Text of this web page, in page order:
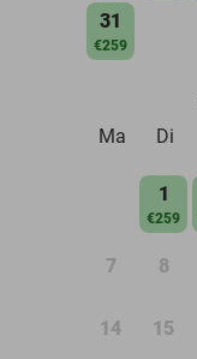
31
€259
Ma
Di
1
€259
7 8
14 15